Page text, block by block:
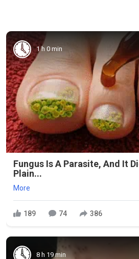
1 h 0 min
Fungus Is A Parasite, And It
Plain...
More
189 74 386
8 h 19 min